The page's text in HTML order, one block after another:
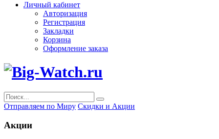
Личный кабинет
Авторизация
Регистрация
Закладки
Корзина
Оформление заказа
Отправляем по Миру Скидки и Акции
Акции